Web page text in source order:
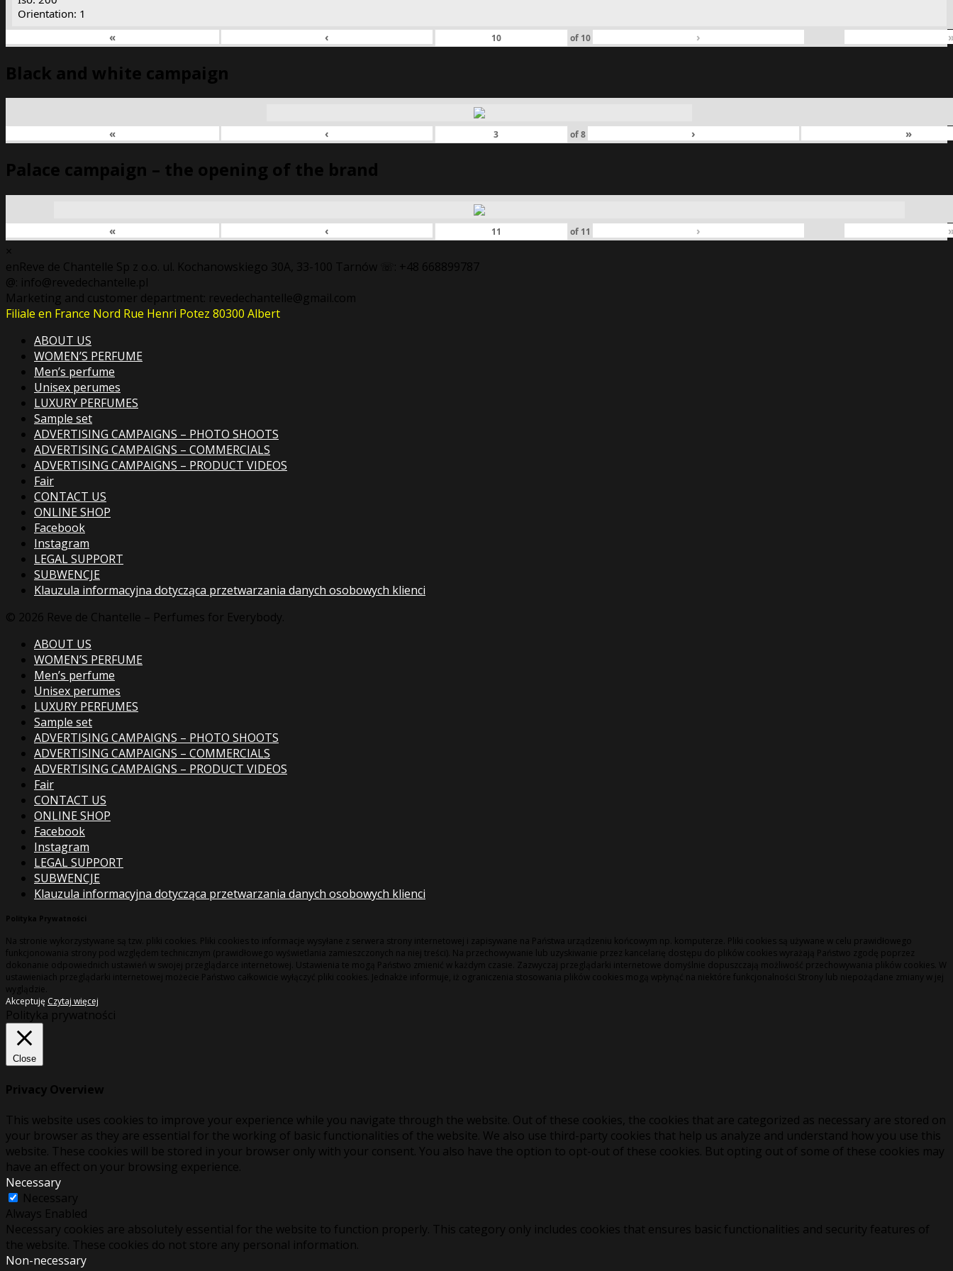
Orientation: 1
«
‹ of 10 ›
Black and white campaign
« ‹ of8 › »
Palace campaign – the opening of the brand
« ‹ of 11 ›
×
enReve de Chantelle Sp z o.o. ul. Kochanowskiego 30A, 33-100 Tarnów ☏: +48 668899787
@: info@revedechantelle.pl
Marketing and customer department: revedechantelle@gmail.com
Filiale en France Nord Rue Henri Potez 80300 Albert
ABOUT US
WOMEN’S PERFUME
Men’s perfume
Unisex perumes
LUXURY PERFUMES
Sample set
ADVERTISING CAMPAIGNS – PHOTO SHOOTS
ADVERTISING CAMPAIGNS – COMMERCIALS
ADVERTISING CAMPAIGNS – PRODUCT VIDEOS
Fair
CONTACT US
ONLINE SHOP
Facebook
Instagram
LEGAL SUPPORT
SUBWENCJE
Klauzula informacyjna dotycząca przetwarzania danych osobowych klienci
© 2026 Reve de Chantelle – Perfumes for Everybody.
ABOUT US
WOMEN’S PERFUME
Men’s perfume
Unisex perumes
LUXURY PERFUMES
Sample set
ADVERTISING CAMPAIGNS – PHOTO SHOOTS
ADVERTISING CAMPAIGNS – COMMERCIALS
ADVERTISING CAMPAIGNS – PRODUCT VIDEOS
Fair
CONTACT US
ONLINE SHOP
Facebook
Instagram
LEGAL SUPPORT
SUBWENCJE
Klauzula informacyjna dotycząca przetwarzania danych osobowych klienci
Polityka Prywatności
Na stronie wykorzystywane są tzw. pliki cookies. Pliki cookies to informacje wysyłane z serwera strony internetowej i zapisywane na Państwa urządzeniu końcowym np. komputerze. Pliki cookies są używane w celu prawidłowego
funkcjonowania strony pod względem technicznym (prawidłowego wyświetlania zamieszczonych na niej treści). Na przechowywanie lub uzyskiwanie przez kancelarię dostępu do plików cookies wyrażają Państwo zgodę poprzez
dokonanie odpowiednich ustawień w swojej przeglądarce internetowej. Ustawienia te mogą Państwo zmienić w każdym czasie. Zazwyczaj przeglądarki internetowe domyślnie dopuszczają możliwość przechowywania plików cookies. W
ustawieniach przeglądarki internetowej możecie Państwo całkowicie wyłączyć pliki cookies. Jednakże informuje, iż ograniczenia stosowania plików cookies mogą wpłynąć na niektóre funkcjonalności Strony lub niepożądane zmiany w jej
wyglądzie.
Akceptuję Czytaj więcej
Polityka prywatności
Close
Privacy Overview
This website uses cookies to improve your experience while you navigate through the website. Out of these cookies, the cookies that are categorized as necessary are stored on
your browser as they are essential for the working of basic functionalities of the website. We also use third-party cookies that help us analyze and understand how you use this
website. These cookies will be stored in your browser only with your consent. You also have the option to opt-out of these cookies. But opting out of some of these cookies may
have an effect on your browsing experience.
Necessary
Necessary
Always Enabled
Necessary cookies are absolutely essential for the website to function properly. This category only includes cookies that ensures basic functionalities and security features of
the website. These cookies do not store any personal information.
Non-necessary